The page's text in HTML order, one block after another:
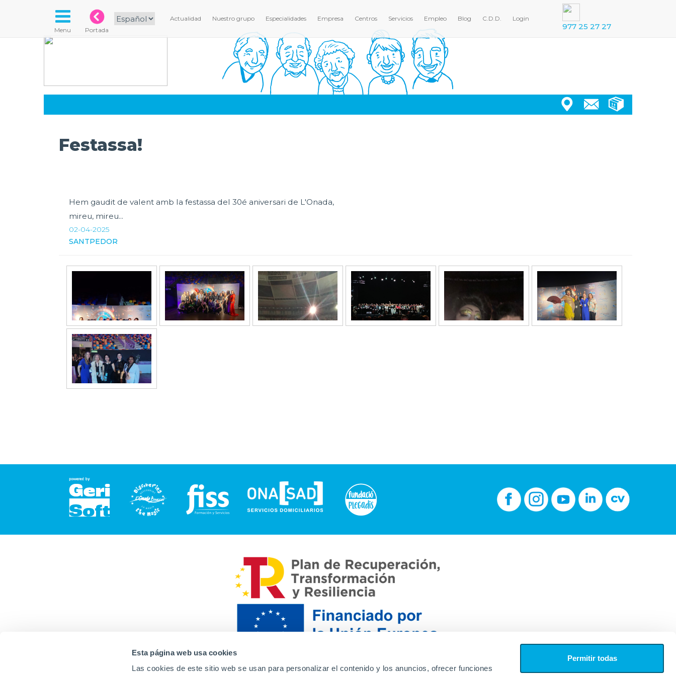
Esta página web usa cookies
Las cookies de este sitio web se usan para personalizar el contenido y los anuncios, ofrecer funciones
Permitir todas
Actualidad Nuestro grupo Especialidades Empresa Centros Servicios Empleo Blog C.D.D. Login
977 25 27 27
Menu Portada
Festassa!
Hem gaudit de valent amb la festassa del 30é aniversari de L'Onada,
mireu, mireu...
02-04-2025
SANTPEDOR